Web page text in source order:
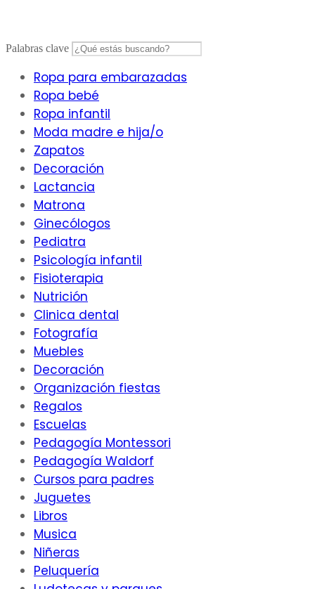
Palabras clave
Ropa para embarazadas
Ropa bebé
Ropa infantil
Moda madre e hija/o
Zapatos
Decoración
Lactancia
Matrona
Ginecólogos
Pediatra
Psicología infantil
Fisioterapia
Nutrición
Clinica dental
Fotografía
Muebles
Decoración
Organización fiestas
Regalos
Escuelas
Pedagogía Montessori
Pedagogía Waldorf
Cursos para padres
Juguetes
Libros
Musica
Niñeras
Peluquería